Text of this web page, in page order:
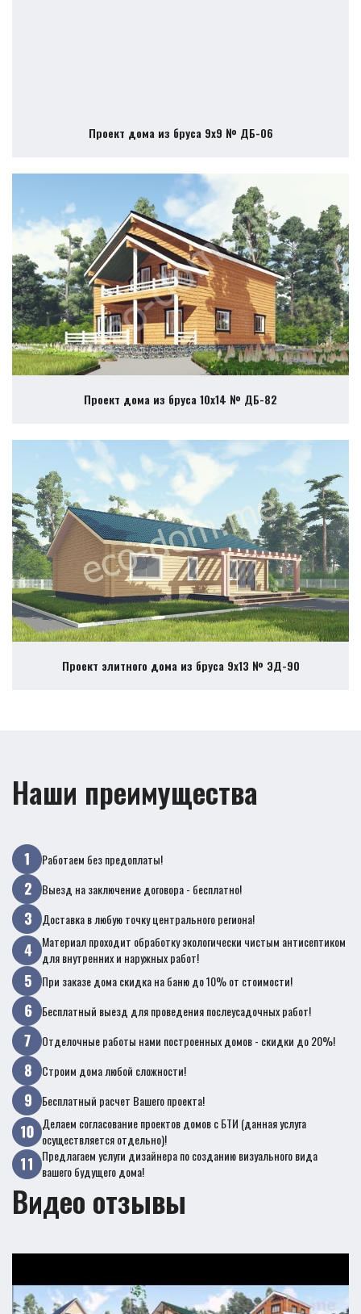
Проект дома из бруса 9х9 № ДБ-06
Проект дома из бруса 10х14 № ДБ-82
Проект элитного дома из бруса 9х13 № ЭД-90
Наши преимущества
Работаем без предоплаты!
Выезд на заключение договора - бесплатно!
Доставка в любую точку центрального региона!
Материал проходит обработку экологически чистым антисептиком
для внутренних и наружных работ!
При заказе дома скидка на баню до 10% от стоимости!
Бесплатный выезд для проведения послеусадочных работ!
Отделочные работы нами построенных домов - скидки до 20%!
Строим дома любой сложности!
Бесплатный расчет Вашего проекта!
Делаем согласование проектов домов с БТИ (данная услуга
осуществляется отдельно)!
Предлагаем услуги дизайнера по созданию визуального вида
вашего будущего дома!
Видео отзывы